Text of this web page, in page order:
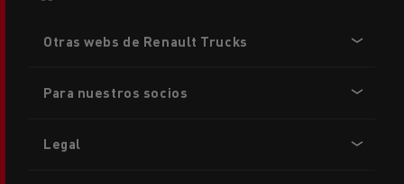
menu
Otras webs de Renault Trucks
Para nuestros socios
Legal